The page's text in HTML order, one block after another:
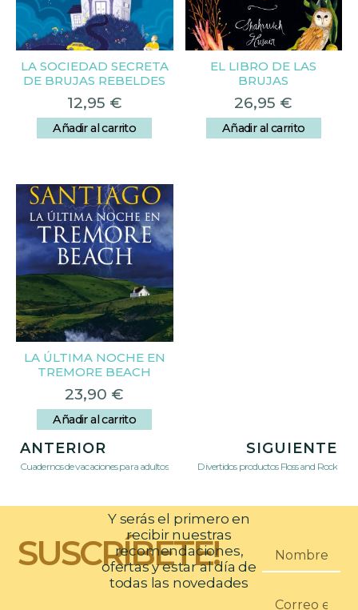
SUSCRÍBETE!
Y serás el primero en
recibir nuestras
recomendaciones,
ofertas y estar al día de
todas las novedades
LA SOCIEDAD SECRETA
DE BRUJAS REBELDES
12,95 €
Añadir al carrito
EL LIBRO DE LAS
BRUJAS
26,95 €
Añadir al carrito
LA ÚLTIMA NOCHE EN
TREMORE BEACH
23,90 €
Añadir al carrito
ANTERIOR
Cuadernos de vacaciones para adultos
SIGUIENTE
Divertidos productos Floss and Rock